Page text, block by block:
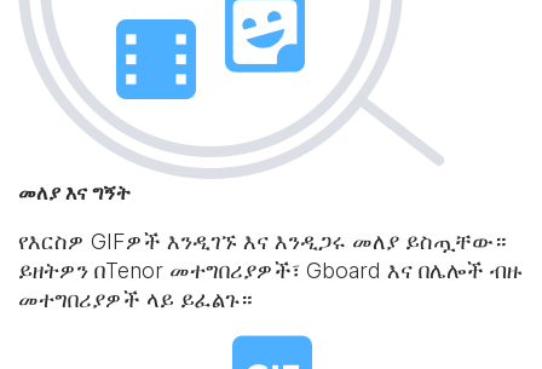
መለያ እና ግኝት
የእርስዎ GIFዎች እንዲገኙ እና እንዲጋሩ መለያ ይስጧቸው።
ይዘትዎን በTenor መተግበሪያዎች፣ Gboard እና በሌሎች ብዙ
መተግበሪያዎች ላይ ይፈልጉ።